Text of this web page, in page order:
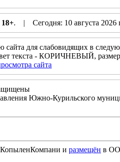
18+. | Сегодня: 10 августа
сайта для слабовидящих в
текста - КОРИЧНЕВЫЙ,
сайта
Южно-Курильского
и размещён в